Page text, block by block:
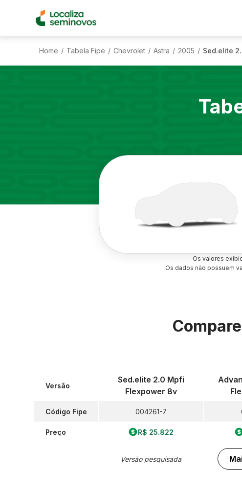
Home / Tabela Fipe / Chevrolet / Astra / 2005 / Sed.elite
Os valores
Os dados não possuem
Versão
Código Fipe
Preço
Sed.elite 2.0 Mpfi
Flexpower 8v
004261-7
R$ 25.822
Versão pesquisada